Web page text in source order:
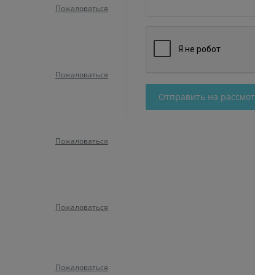
Пожаловаться
Пожаловаться
Пожаловаться
Пожаловаться
Пожаловаться
Отправить на